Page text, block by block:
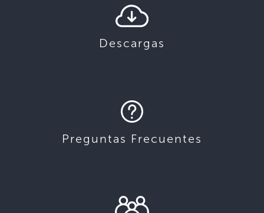
Descargas
Preguntas Frecuentes